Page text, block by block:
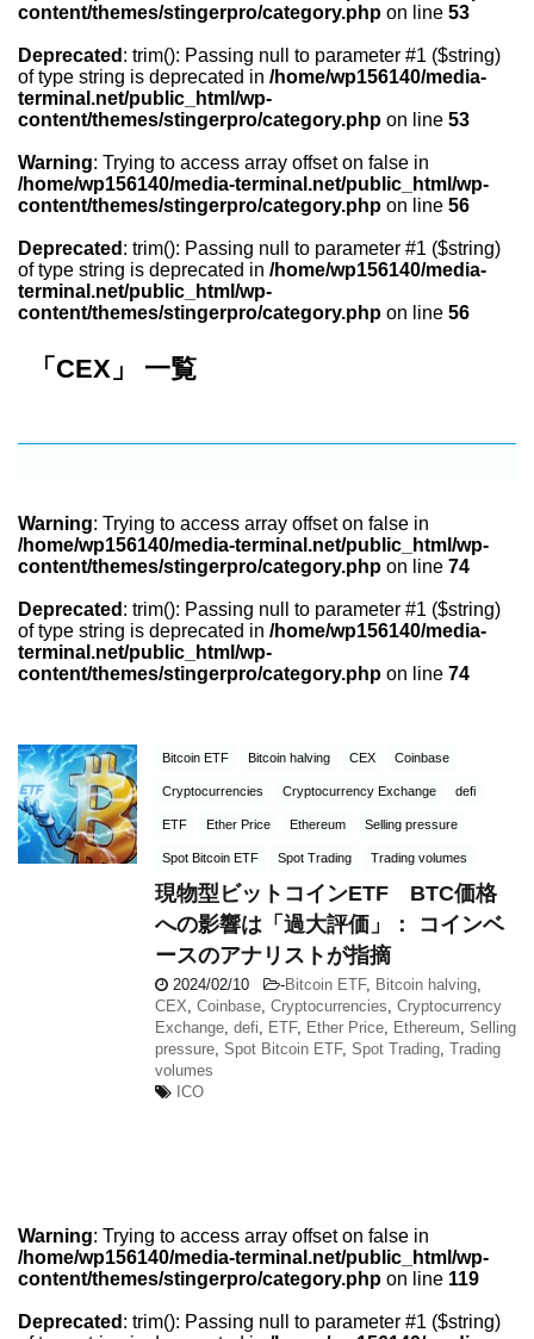
content/themes/stingerpro/category.php on line 53
Deprecated : trim(): Passing null to parameter #1 ($string)
of type string is deprecated in /home/wp156140/media-
terminal.net/public_html/wp-
content/themes/stingerpro/category.php on line 53
Warning: Trying to access array offset on false in
/home/wp156140/media-terminal.net/public_html/wp-
content/themes/stingerpro/category.php on line 56
Deprecated : trim(): Passing null to parameter #1 ($string)
of type string is deprecated in /home/wp156140/media-
terminal.net/public_html/wp-
content/themes/stingerpro/category.php on line 56
「CEX」 一覧
Warning: Trying to access array offset on false in
/home/wp156140/media-terminal.net/public_html/wp-
content/themes/stingerpro/category.php on line 74
Deprecated : trim(): Passing null to parameter #1 ($string)
of type string is deprecated in /home/wp156140/media-
terminal.net/public_html/wp-
content/themes/stingerpro/category.php on line 74
Bitcoin ETF Bitcoin halving CEX Coinbase
Cryptocurrencies Cryptocurrency Exchange defi
ETF Ether Price Ethereum Selling pressure
Spot Bitcoin ETF Spot Trading Trading volumes
現物型ビットコインETF BTC価格
への影響は「過大評価」： コインベ
ースのアナリストが指摘
2024/02/10 -Bitcoin ETF, Bitcoin halving
CEX Coinbase Cryptocurrencies Cryptocurrency
Exchange defi ETF, Ether Price Ethereum Selling
pressure Spot Bitcoin ETF, Spot Trading Trading
volumes
ICO
Warning: Trying to access array offset on false in
/home/wp156140/media-terminal.net/public_html/wp-
content/themes/stingerpro/category.php on line 119
Deprecated : trim(): Passing null to parameter #1 ($string)